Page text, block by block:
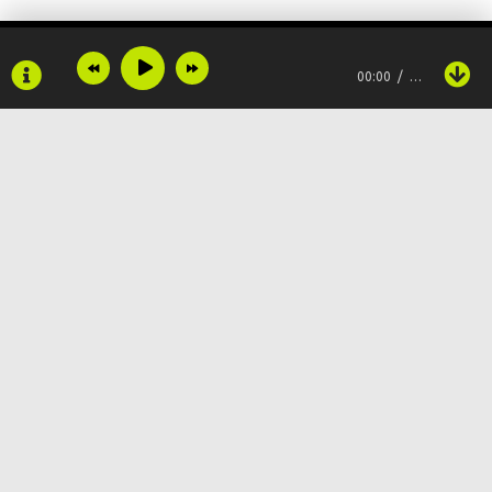
И я решил позвать своего друга с нами
Ты решила надеть новое платье, но он 00:00